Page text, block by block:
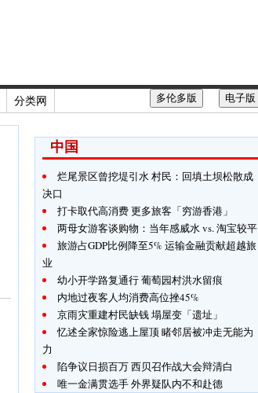
分类网 电子版
多伦多版
中国
烂尾景区曾挖堤引水 村民：回填土坝松散成
决口
打卡取代高消费 更多旅客「穷游香港」
两母女游客谈购物：当年感威水 vs. 淘宝较平
旅游占GDP比例降至5% 运输金融贡献超越旅
业
幼小开学路复通行 葡萄园村洪水留痕
内地过夜客人均消费高位挫45%
京雨灾重建村民缺钱 塌屋变「遗址」
忆述全家惊险逃上屋顶 睹邻居被冲走无能为
力
陷争议日损百万 西贝召作战大会辩清白
唯一金满贯选手 外界疑队内不和赴德